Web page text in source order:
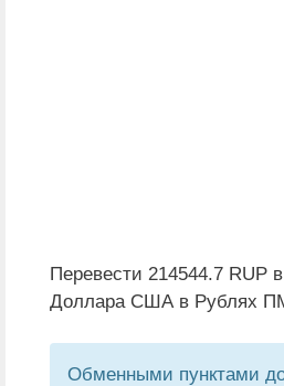
Перевести 214544.7 RUP
Доллара США в Рублях
Обменными пунктами